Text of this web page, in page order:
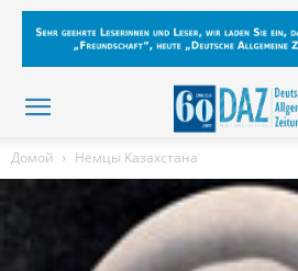
Домой Немцы Казахстана